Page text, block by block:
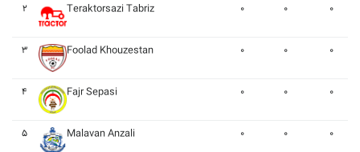
۲ Teraktorsazi Tabriz ۰ ۰ ۰
۳ Foolad Khouzestan ۰ ۰ ۰
۴ Fajr Sepasi ۰ ۰ ۰
۵ Malavan Anzali ۰ ۰ ۰